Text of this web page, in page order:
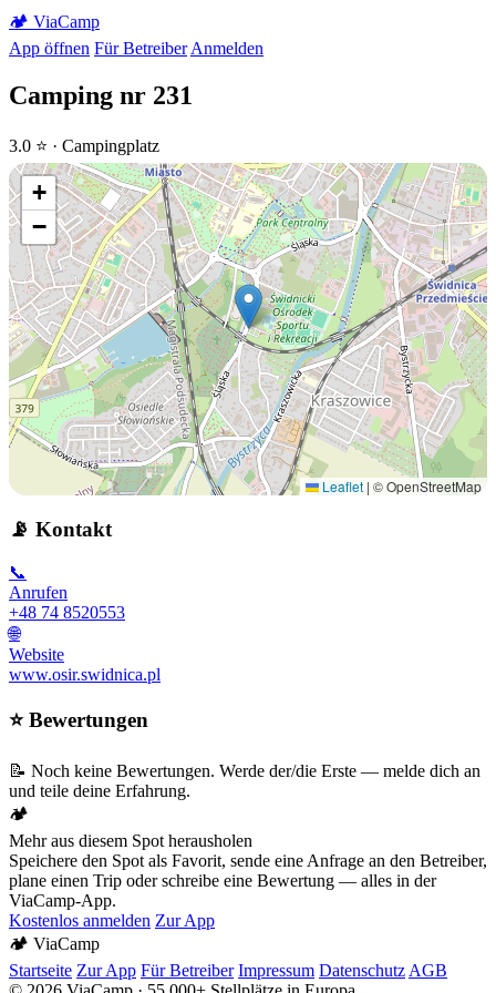
🏕️ ViaCamp
App öffnen Für Betreiber Anmelden
Camping nr 231
3.0 ⭐ · Campingplatz
+
−
Leaflet | © OpenStreetMap
📡 Kontakt
📞
Anrufen
+48 74 8520553
🌐
Website
www.osir.swidnica.pl
⭐ Bewertungen
📝 Noch keine Bewertungen. Werde der/die Erste — melde dich an
und teile deine Erfahrung.
🏕️
Mehr aus diesem Spot herausholen
Speichere den Spot als Favorit, sende eine Anfrage an den Betreiber,
plane einen Trip oder schreibe eine Bewertung — alles in der
ViaCamp-App.
Kostenlos anmelden Zur App
🏕️ ViaCamp
Startseite Zur App Für Betreiber Impressum Datenschutz AGB